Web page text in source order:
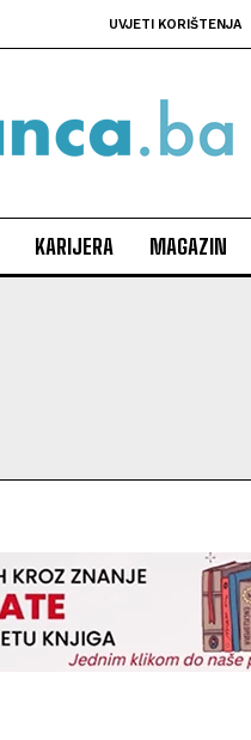
UVJETI KORIŠTENJA
KARIJERA MAGAZIN